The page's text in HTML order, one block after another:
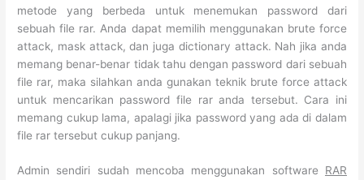
metode yang berbeda untuk menemukan password dari
sebuah file rar. Anda dapat memilih menggunakan brute force
attack, mask attack, dan juga dictionary attack. Nah jika anda
memang benar-benar tidak tahu dengan password dari sebuah
file rar, maka silahkan anda gunakan teknik brute force attack
untuk mencarikan password file rar anda tersebut. Cara ini
memang cukup lama, apalagi jika password yang ada di dalam
file rar tersebut cukup panjang.
Admin sendiri sudah mencoba menggunakan software RAR